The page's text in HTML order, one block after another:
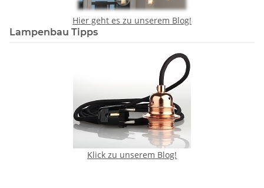
Hier geht es zu unserem Blog!
Lampenbau Tipps
Klick zu unserem Blog!